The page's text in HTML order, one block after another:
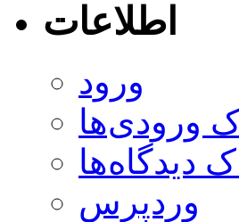
اطلاعات
ورود
ورودی‌ها
دیدگاه‌ها
وردپرس